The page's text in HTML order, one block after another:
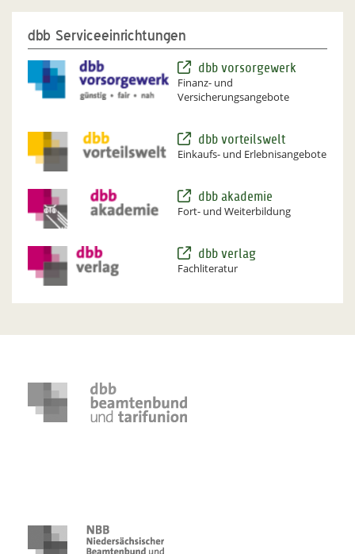
dbb Serviceeinrichtungen
dbb vorsorgewerk
Finanz- und
Versicherungsangebote
dbb vorteilswelt
Einkaufs- und Erlebnisangebote
dbb akademie
Fort- und Weiterbildung
dbb verlag
Fachliteratur